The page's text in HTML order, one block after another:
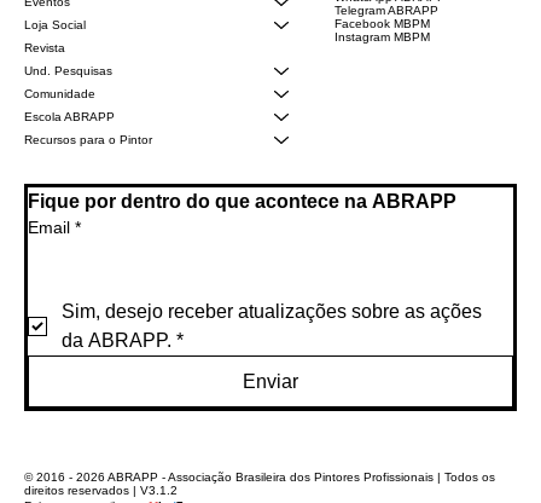
Loja Social
Revista
Und. Pesquisas
Comunidade
Escola ABRAPP
Recursos para o Pintor
Telegram ABRAPP
Facebook MBPM
Instagram MBPM
Fique por dentro do que acontece na ABRAPP
Email *
Sim, desejo receber atualizações sobre as ações
da ABRAPP. *
Enviar
© 2016 - 2026 ABRAPP - Associação Brasileira dos Pintores Profissionais | Todos os
direitos reservados | V3.1.2